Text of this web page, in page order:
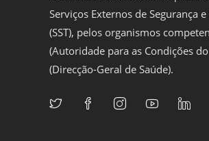
Serviços Externos de Segurança
(SST), pelos organismos
(Autoridade para as Condições
(Direcção-Geral de Saúde).